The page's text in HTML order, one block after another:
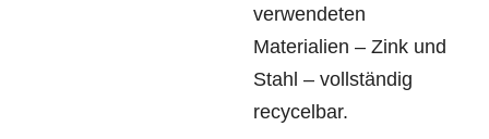
verwendeten
Materialien – Zink und
Stahl – vollständig
recycelbar.